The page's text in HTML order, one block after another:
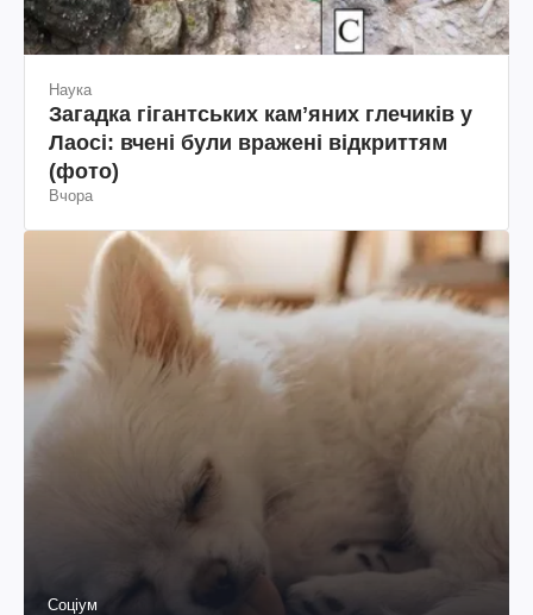
Наука
Загадка гігантських камʼяних глечиків у
Лаосі: вчені були вражені відкриттям
(фото)
Вчора
Соціум